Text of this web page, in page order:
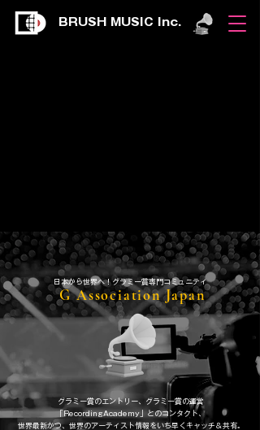
BRUSH MUSIC Inc.
​日本から世界へ！グラミー賞専門コミュニティ
G Association Japan
グラミー賞のエントリー、グラミー賞の運営
「RecordingAcademy」とのコンタクト、
​世界最新かつ、世界のアーティスト情報をいち早くキャッチ＆共有。